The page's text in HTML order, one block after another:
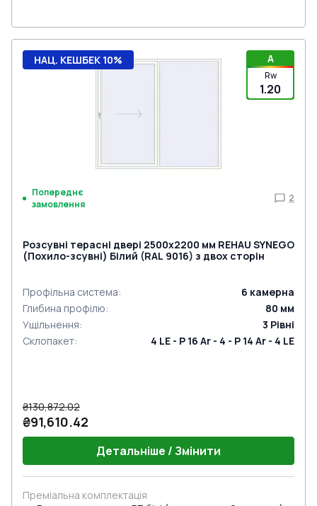
A
Rw
1.20
НАЦ. КЕШБЕК 10%
Попереднє
замовлення
2
Розсувні терасні двері 2500x2200 мм REHAU SYNEGO
(Похило-зсувні) Білий (RAL 9016) з двох сторін
Профільна система: 6 камерна
Глибина профілю: 80 мм
Ущільнення: 3 Рівні
Склопакет: 4 LE - P 16 Ar - 4 - P 14 Ar - 4 LE
₴130,872.02
₴91,610.42
Детальніше / Змінити
Преміальна комплектація